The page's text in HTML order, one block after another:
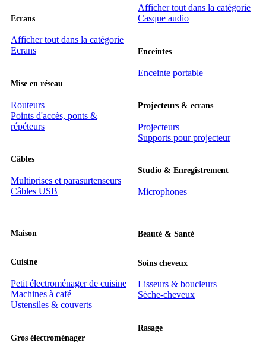
Ecrans
Afficher tout dans la catégorie
Ecrans
Mise en réseau
Routeurs
Points d'accès, ponts &
répéteurs
Câbles
Multiprises et parasurtenseurs
Câbles USB
Maison
Cuisine
Petit électroménager de cuisine
Machines à café
Ustensiles & couverts
Gros électroménager
Afficher tout dans la catégorie
Casque audio
Enceintes
Enceinte portable
Projecteurs & ecrans
Projecteurs
Supports pour projecteur
Stu­dio & En­re­gis­tre­ment
Microphones
Beauté & Santé
Soins cheveux
Lisseurs & boucleurs
Sèche-cheveux
Rasage